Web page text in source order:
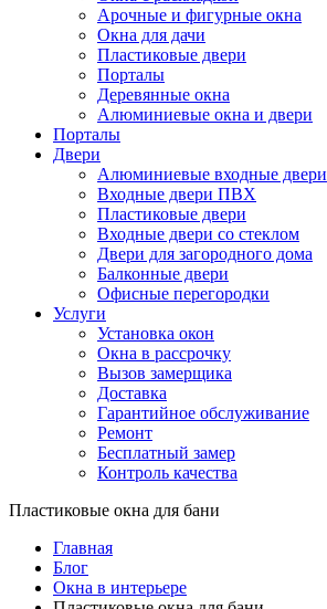
Арочные и фигурные окна
Окна для дачи
Пластиковые двери
Порталы
Деревянные окна
Алюминиевые окна и двери
Порталы
Двери
Алюминиевые входные двери
Входные двери ПВХ
Пластиковые двери
Входные двери со стеклом
Двери для загородного дома
Балконные двери
Офисные перегородки
Услуги
Установка окон
Окна в рассрочку
Вызов замерщика
Доставка
Гарантийное обслуживание
Ремонт
Бесплатный замер
Контроль качества
Пластиковые окна для бани
Главная
Блог
Окна в интерьере